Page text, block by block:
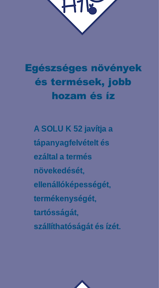
Egészséges növények
és termések, jobb
hozam és íz
A SOLU K 52 javítja a
tápanyagfelvételt és
ezáltal a termés
növekedését,
ellenállóképességét,
termékenységét,
tartósságát,
szállíthatóságát és ízét.